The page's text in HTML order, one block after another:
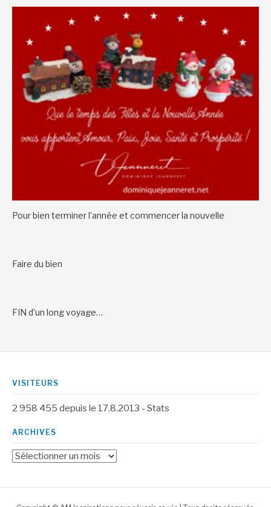
Pour bien terminer l’année et commencer la nouvelle
Faire du bien
FIN d’un long voyage…
VISITEURS
2 958 455 depuis le 17.8.2013 - Stats
ARCHIVES
Archives